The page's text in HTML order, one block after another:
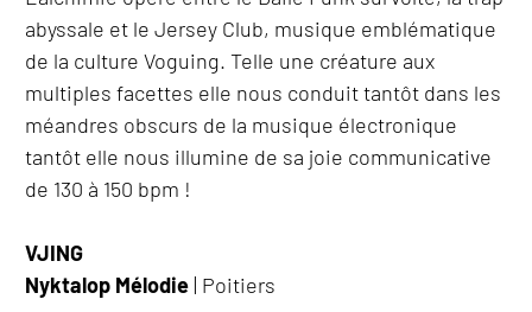
abyssale et le Jersey Club, musique emblématique
de la culture Voguing. Telle une créature aux
multiples facettes elle nous conduit tantôt dans les
méandres obscurs de la musique électronique
tantôt elle nous illumine de sa joie communicative
de 130 à 150 bpm !
VJING
Nyktalop Mélodie| Poitiers